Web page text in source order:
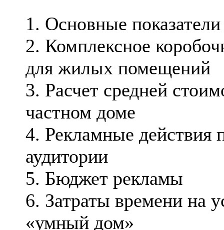
1. Основные
2. Комплексное
для жилых помещений
3. Расчет средней
частном доме
4. Рекламные действия
аудитории
5. Бюджет рекламы
6. Затраты времени на
«умный дом»